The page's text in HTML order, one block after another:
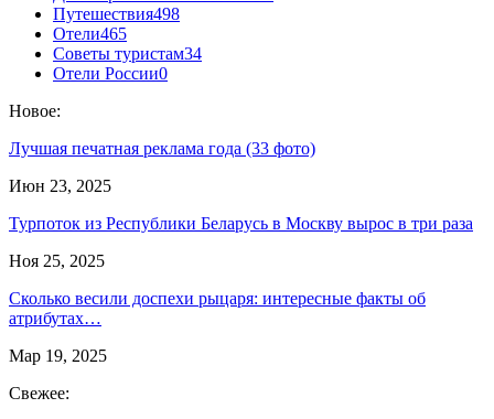
Путешествия498
Отели465
Советы туристам34
Отели России0
Новое:
Лучшая печатная реклама года (33 фото)
Июн 23, 2025
Турпоток из Республики Беларусь в Москву вырос в три раза
Ноя 25, 2025
Сколько весили доспехи рыцаря: интересные факты об
атрибутах…
Мар 19, 2025
Свежее: